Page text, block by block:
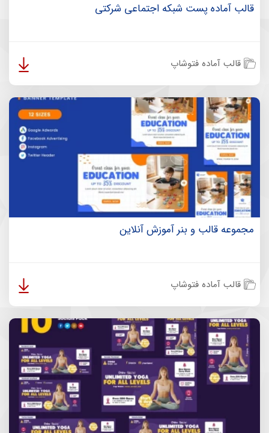
قالب آماده پست شبکه اجتماعی شرکتی
قالب آماده فتوشاپ
مجموعه قالب و بنر آموزش آنلاین
قالب آماده فتوشاپ